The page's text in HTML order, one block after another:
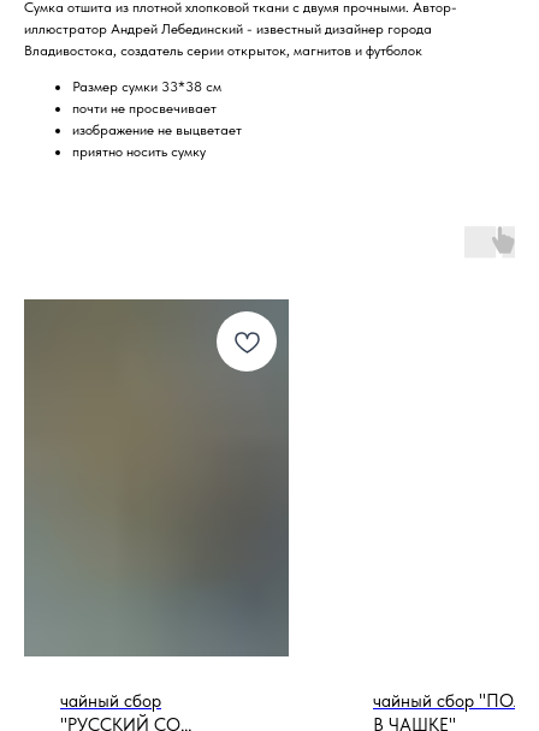
Сумка отшита из плотной хлопковой ткани с двумя прочными. Автор-
иллюстратор Андрей Лебединский - известный дизайнер города
Владивостока, создатель серии открыток, магнитов и футболок
Размер сумки 33*38 см
почти не просвечивает
изображение не выцветает
приятно носить сумку
чайный сбор
"РУССКИЙ СО
чайный сбор
В ЧАШКЕ"